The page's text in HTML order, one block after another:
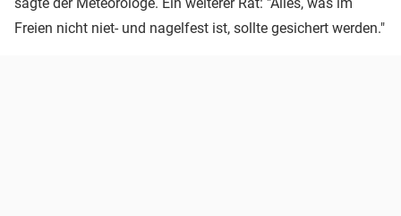
Freien nicht niet- und nagelfest ist, sollte gesichert werden."